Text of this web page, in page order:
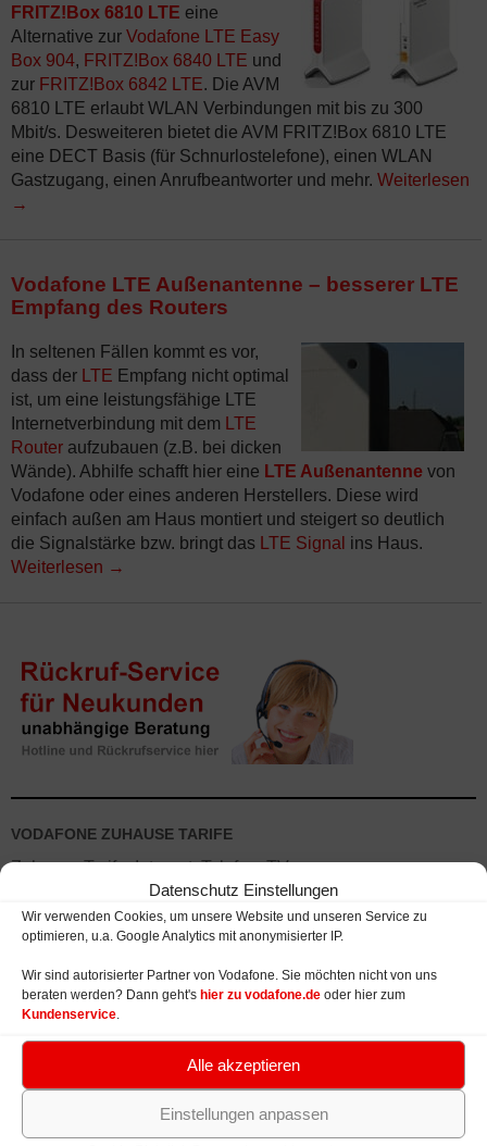
Datenschutz Einstellungen
Wir verwenden Cookies, um unsere Website und unseren Service zu
optimieren, u.a. Google Analytics mit anonymisierter IP.
Wir sind autorisierter Partner von Vodafone. Sie möchten nicht von uns
beraten werden? Dann geht's hier zu vodafone.de oder hier zum
Kundenservice.
Alle akzeptieren
Einstellungen anpassen
FRITZ!Box 6810 LTE eine
Alternative zur Vodafone LTE Easy
Box 904, FRITZ!Box 6840 LTE und
zur FRITZ!Box 6842 LTE. Die AVM
6810 LTE erlaubt WLAN Verbindungen mit bis zu 300
Mbit/s. Desweiteren bietet die AVM FRITZ!Box 6810 LTE
eine DECT Basis (für Schnurlostelefone), einen WLAN
Gastzugang, einen Anrufbeantworter und mehr. Weiterlesen
→
Vodafone LTE Außenantenne – besserer LTE
Empfang des Routers
In seltenen Fällen kommt es vor,
dass der
LTE Empfang nicht optimal
ist, um eine leistungsfähige LTE
Internetverbindung mit dem
LTE
Router aufzubauen (z.B. bei dicken
Wände). Abhilfe schafft hier eine LTE Außenantenne von
Vodafone oder eines anderen Herstellers. Diese wird
einfach außen am Haus montiert und steigert so deutlich
die Signalstärke bzw. bringt das
LTE Signal ins Haus.
Weiterlesen →
VODAFONE ZUHAUSE TARIFE
Zuhause Tarife: Internet, Telefon, TV
Verfügbarkeit Kabel, VDSL, DSL, LTE
Fernsehen: IPTV und Kabelfernsehen
Telefonanschluss ohne Internetzugang
Kabel Modems / Router